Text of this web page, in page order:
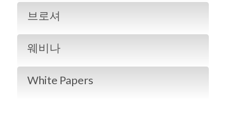
브로셔
웨비나
White Papers